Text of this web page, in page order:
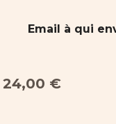
Email à qui
24,00 €